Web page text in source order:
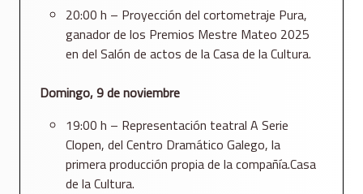
20:00 h – Proyección del cortometraje Pura,
ganador de los Premios Mestre Mateo 2025
en del Salón de actos de la Casa de la Cultura.
Domingo, 9 de noviembre
19:00 h – Representación teatral A Serie
Clopen, del Centro Dramático Galego, la
primera producción propia de la compañía.Casa
de la Cultura.